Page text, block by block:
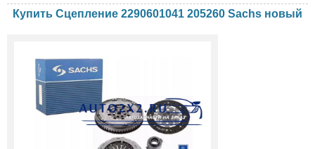
Купить Сцепление 2290601041 205260 Sachs новый